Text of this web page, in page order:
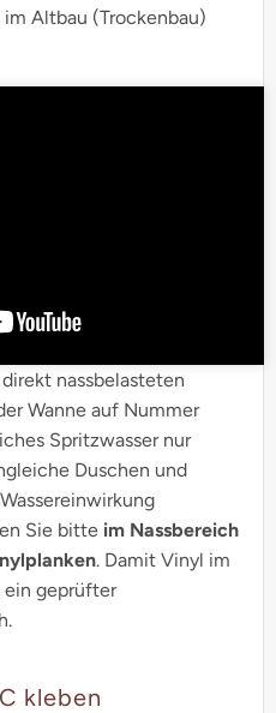
Altbau (Trockenbau)
nassbelasteten
Wanne auf Nummer
Spritzwasser nur
Duschen und
Sie bitte im Nassbereich
. Damit Vinyl im
ein geprüfter
kleben